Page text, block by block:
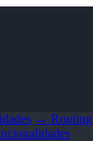
→ Routing